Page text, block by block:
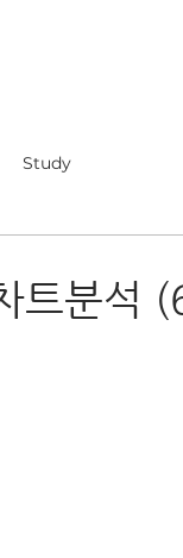
Study
트분